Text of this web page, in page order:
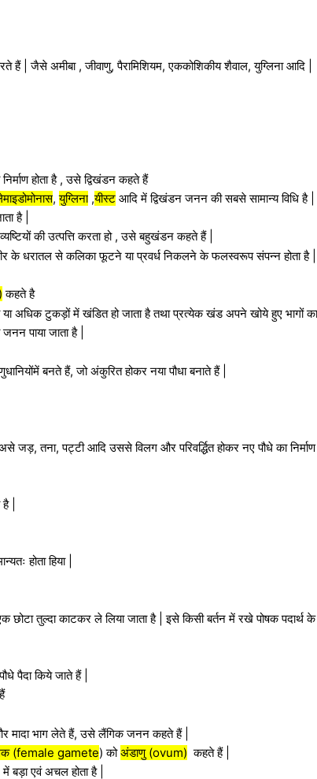
| जैसे अमीबा , जीवाणु, पैरामिशियम, एककोशिकीय शैवाल, युग्लिना आदि |
होता है , उसे द्विखंडन कहते हैं
,युग्लिना ,यीस्ट आदि में द्विखंडन जनन की सबसे सामान्य विधि है |
है |
की उत्पत्ति करता हो , उसे बहुखंडन कहते हैं |
धरातल से कलिका फूटने या प्रवर्ध निकलने के फलस्वरूप संपन्न होता है
कहते है
अधिक टुकड़ों में खंडित हो जाता है तथा प्रत्येक खंड अपने खोये हुए भागों का
पाया जाता है |
बनते हैं, जो अंकुरित होकर नया पौधा बनाते हैं |
जड़, तना, पट्टी आदि उससे विलग और परिवर्द्धित होकर नए पौधे का
|
होता हिया |
तुल्दा काटकर ले लिया जाता है | इसे किसी बर्तन में रखे पोषक
पैदा किये जाते हैं |
मादा भाग लेते हैं, उसे लैंगिक जनन कहते हैं |
(female gamete) कोअंडाणु (ovum) कहते हैं |
बड़ा एवं अचल होता है |